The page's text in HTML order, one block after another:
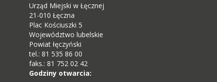
Urząd Miejski w Łęcznej
21-010 Łęczna
Plac Kościuszki 5
Województwo lubelskie
Powiat łęczyński
tel.: 81 535 86 00
faks.: 81 752 02 42
Godziny otwarcia: